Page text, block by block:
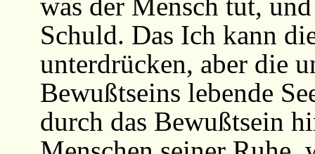
Schuld. Das Ich kann
unterdrücken, aber die
Bewußtseins lebende
durch das Bewußtsein